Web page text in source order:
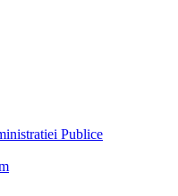
Publice